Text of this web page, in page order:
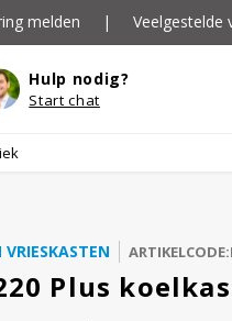
melden | Veelgestelde
Hulp nodig?
Start chat
VRIESKASTEN
Plus